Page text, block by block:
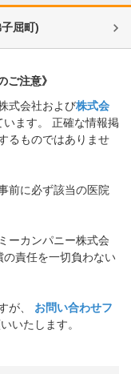
屈町)
ご注意》
式会社および株式会
ます。 正確な情報掲
るものではありませ
前に必ず該当の医院
ーカンパニー株式会
の責任を一切負わない
が、
お問い合わせフ
いたします。